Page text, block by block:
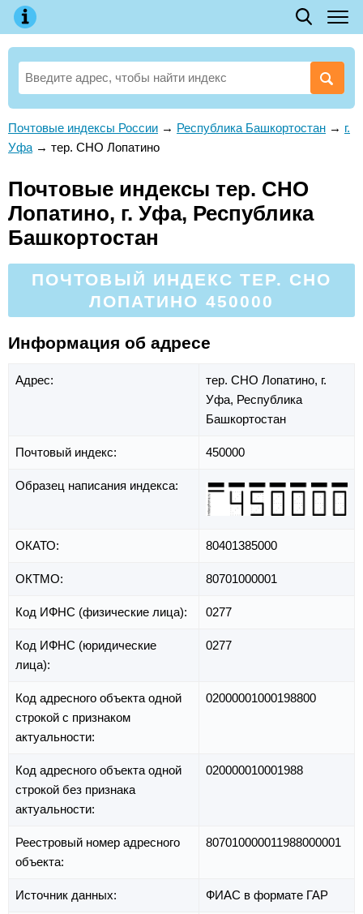
Почтовые индексы России → Республика Башкортостан → г.
Уфа → тер. СНО Лопатино
Почтовые индексы тер. СНО
Лопатино, г. Уфа, Республика
Башкортостан
ПОЧТОВЫЙ ИНДЕКС ТЕР. СНО
ЛОПАТИНО 450000
Информация об адресе
Адрес: тер. СНО Лопатино, г.
Уфа, Республика
Башкортостан
Почтовый индекс: 450000
Образец написания индекса:
ОКАТО: 80401385000
ОКТМО: 80701000001
Код ИФНС (физические лица): 0277
Код ИФНС (юридические
лица):
0277
Код адресного объекта одной
строкой с признаком
актуальности:
02000001000198800
Код адресного объекта одной
строкой без признака
актуальности:
020000010001988
Реестровый номер адресного
объекта:
807010000011988000001
Источник данных: ФИАС в формате ГАР